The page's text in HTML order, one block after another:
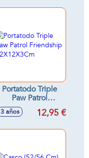
Portatodo Triple
Paw Patrol
Friendship
22X12X3Cm
3 años 12,95 €